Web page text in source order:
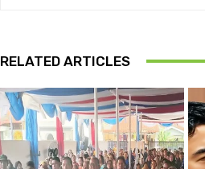
RELATED ARTICLES